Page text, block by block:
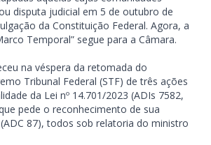
disputa judicial em 5 de outubro de
da Constituição Federal. Agora, a
Temporal” segue para a Câmara.
na véspera da retomada do
Tribunal Federal (STF) de três ações
da Lei nº 14.701/2023 (ADIs 7582,
pede o reconhecimento de sua
87), todos sob relatoria do ministro